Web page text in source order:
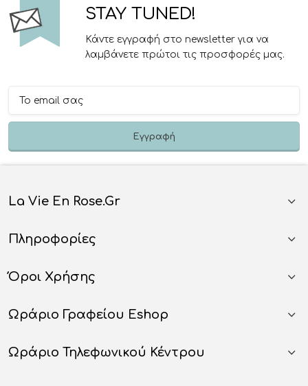
STAY TUNED!
Κάντε εγγραφή στο newsletter για να
λαμβάνετε πρώτοι τις προσφορές μας.
La Vie En Rose.gr
Πληροφορίες
Όροι Χρήσης
Ωράριο Γραφείου Eshop
Ωράριο Τηλεφωνικού Κέντρου